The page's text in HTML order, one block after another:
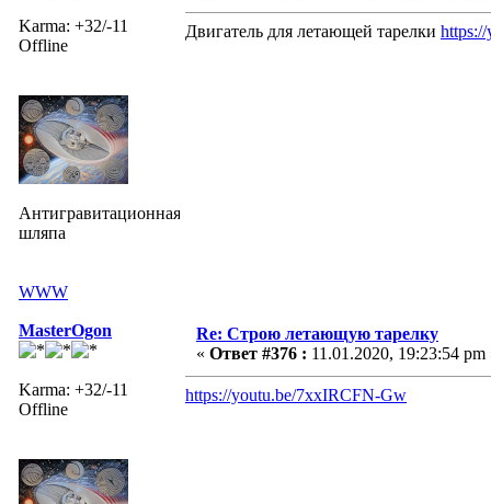
Karma: +32/-11
Offline
Антигравитационная
шляпа
WWW
Двигатель для летающей тарелки
MasterOgon
Karma: +32/-11
Offline
Re: Строю летающую тарелку
« Ответ #376 : 11.01.2020, 19:23:54 pm
https://youtu.be/7xxIRCFN-Gw